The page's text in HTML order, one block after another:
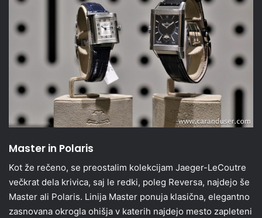
Master in Polaris
Kot že rečeno, se preostalim kolekcijam Jaeger-LeCoutre
večkrat dela krivica, saj le redki, poleg Reversa, najdejo še
Master ali Polaris. Linija Master ponuja klasična, elegantno
zasnovana okrogla ohišja v katerih najdejo mesto zapleteni